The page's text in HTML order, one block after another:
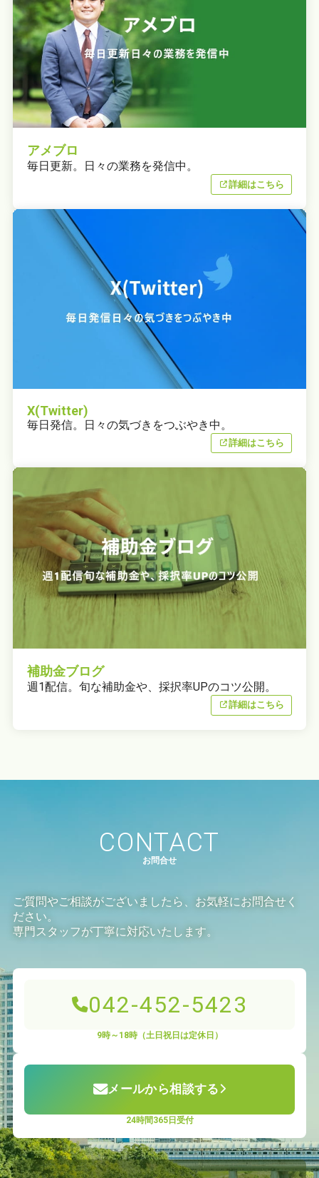
アメブロ
毎日更新。日々の業務を発信中。
詳細はこちら
X(Twitter)
毎日発信。日々の気づきをつぶやき中。
詳細はこちら
補助金ブログ
週1配信。旬な補助金や、採択率UPのコツ公開。
詳細はこちら
CONTACT
お問合せ
ご質問やご相談がございましたら、お気軽にお問合せく
ださい。
専門スタッフが丁寧に対応いたします。
042-452-5423
9時～18時（土日祝日は定休日）
メールから相談する
24時間365日受付